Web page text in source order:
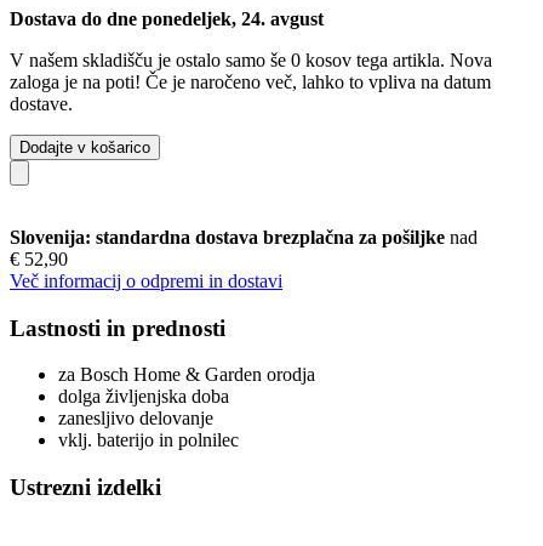
Dostava do dne ponedeljek, 24. avgust
V našem skladišču je ostalo samo še 0 kosov tega artikla. Nova
zaloga je na poti! Če je naročeno več, lahko to vpliva na datum
dostave.
Dodajte v košarico
Slovenija: standardna dostava brezplačna za pošiljke nad
€ 52,90
Več informacij o odpremi in dostavi
Lastnosti in prednosti
za Bosch Home & Garden orodja
dolga življenjska doba
zanesljivo delovanje
vklj. baterijo in polnilec
Ustrezni izdelki